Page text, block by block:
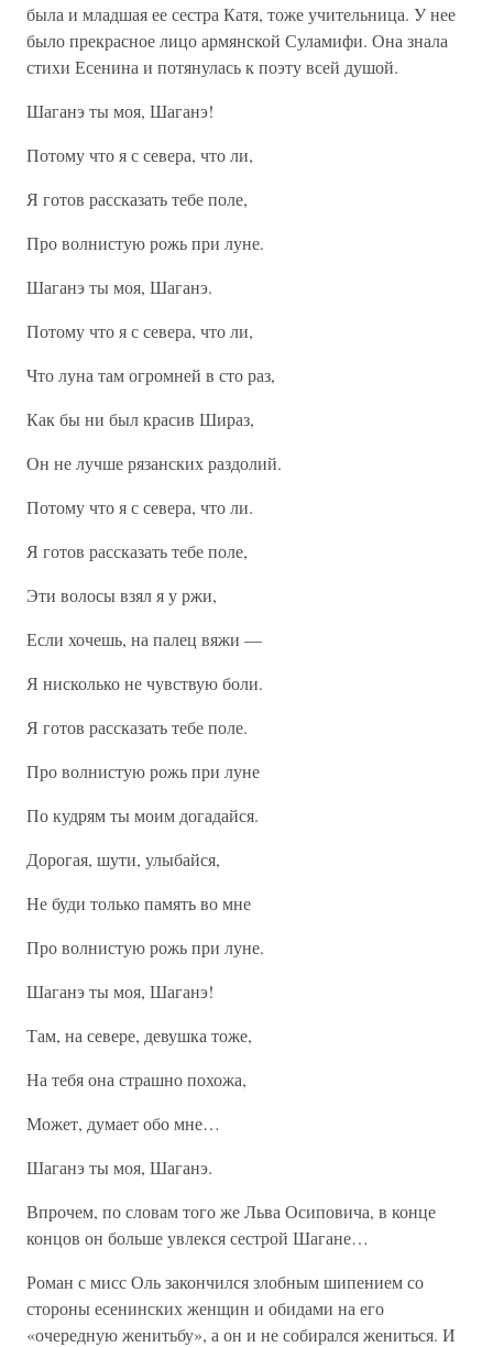
была и младшая ее сестра Катя, тоже учительница. У нее
было прекрасное лицо армянской Суламифи. Она знала
стихи Есенина и потянулась к поэту всей душой.
Шаганэ ты моя, Шаганэ!
Потому что я с севера, что ли,
Я готов рассказать тебе поле,
Про волнистую рожь при луне.
Шаганэ ты моя, Шаганэ.
Потому что я с севера, что ли,
Что луна там огромней в сто раз,
Как бы ни был красив Шираз,
Он не лучше рязанских раздолий.
Потому что я с севера, что ли.
Я готов рассказать тебе поле,
Эти волосы взял я у ржи,
Если хочешь, на палец вяжи —
Я нисколько не чувствую боли.
Я готов рассказать тебе поле.
Про волнистую рожь при луне
По кудрям ты моим догадайся.
Дорогая, шути, улыбайся,
Не буди только память во мне
Про волнистую рожь при луне.
Шаганэ ты моя, Шаганэ!
Там, на севере, девушка тоже,
На тебя она страшно похожа,
Может, думает обо мне…
Шаганэ ты моя, Шаганэ.
Впрочем, по словам того же Льва Осиповича, в конце
концов он больше увлекся сестрой Шагане…
Роман с мисс Оль закончился злобным шипением со
стороны есенинских женщин и обидами на его
«очередную женитьбу», а он и не собирался жениться. И